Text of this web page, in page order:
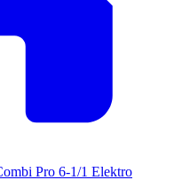
Pro 6-1/1 Elektro